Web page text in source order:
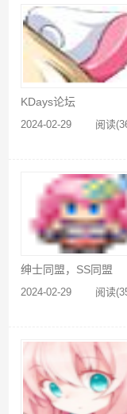
KDays论坛
2024-02-29 阅读
绅士同盟，SS同盟
2024-02-29 阅读